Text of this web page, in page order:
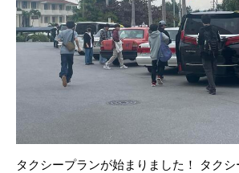
タクシープランが始まりました！ タク